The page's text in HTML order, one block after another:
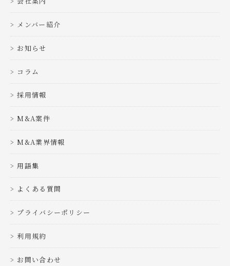
メンバー紹介
お知らせ
コラム
採用情報
M&A案件
M&A業界情報
用語集
よくある質問
プライバシーポリシー
利用規約
お問い合わせ